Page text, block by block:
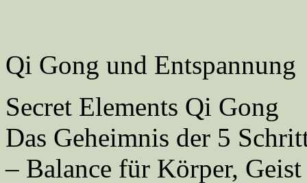
Qi Gong und Entspannung
Secret Elements Qi Gong
Das Geheimnis der 5
– Balance für Körper,